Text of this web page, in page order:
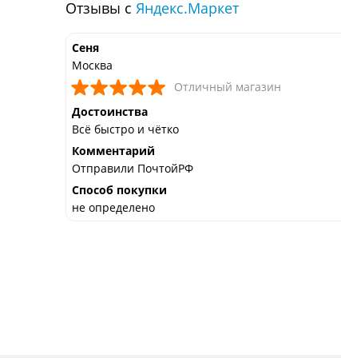
Отзывы с Яндекс.Маркет
Сеня
Москва
Отличный магазин
Достоинства
Всё быстро и чётко
Комментарий
Отправили ПочтойРФ
Способ покупки
не определено